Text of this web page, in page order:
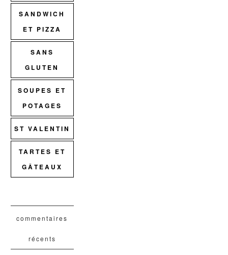
SANDWICH
ET PIZZA
SANS
GLUTEN
SOUPES ET
POTAGES
ST VALENTIN
TARTES ET
GÂTEAUX
commentaires
récents